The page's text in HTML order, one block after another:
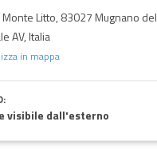
Monte Litto, 83027 Mugnano del
AV, Italia
in mappa
visibile dall'esterno